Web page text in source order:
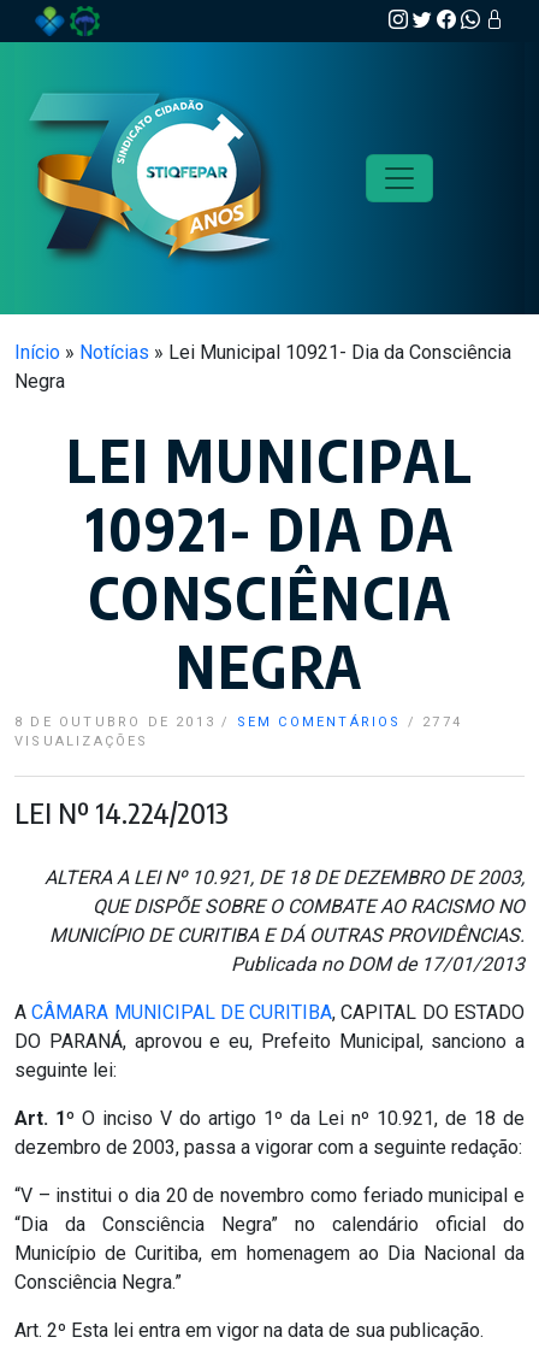
Skip to main content
Início » Notícias » Lei Municipal 10921- Dia da Consciência
Negra
LEI MUNICIPAL
10921- DIA DA
CONSCIÊNCIA
NEGRA
8 DE OUTUBRO DE 2013/ SEM COMENTÁRIOS /
2774
VISUALIZAÇÕES
LEI Nº 14.224/2013
ALTERA A LEI Nº 10.921, DE 18 DE DEZEMBRO DE 2003,
QUE DISPÕE SOBRE O COMBATE AO RACISMO NO
MUNICÍPIO DE CURITIBA E DÁ OUTRAS PROVIDÊNCIAS.
Publicada no DOM de 17/01/2013
ACÂMARA MUNICIPAL DE CURITIBA, CAPITAL DO ESTADO
DO PARANÁ, aprovou e eu, Prefeito Municipal, sanciono a
seguinte lei:
Art. 1º O inciso V do artigo 1º da Lei nº 10.921, de 18 de
dezembro de 2003, passa a vigorar com a seguinte redação:
“V – institui o dia 20 de novembro como feriado municipal e
“Dia da Consciência Negra” no calendário oficial do
Município de Curitiba, em homenagem ao Dia Nacional da
Consciência Negra.”
Art. 2º Esta lei entra em vigor na data de sua publicação.